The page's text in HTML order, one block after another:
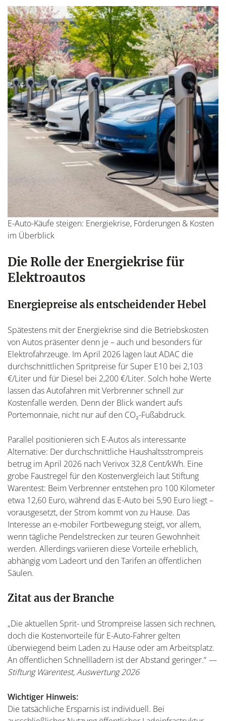
E-Auto-Käufe steigen: Energiekrise, Förderungen & Kosten
im Überblick
Die Rolle der Energiekrise für
Elektroautos
Energiepreise als entscheidender Hebel
Spätestens mit der Energiekrise sind die Betriebskosten
von Autos präsenter denn je – auch und besonders für
Elektrofahrzeuge. Im April 2026 lagen laut ADAC die
durchschnittlichen Spritpreise für Super E10 bei 2,103
€/Liter und für Diesel bei 2,200 €/Liter. Solch hohe Werte
lassen das Autofahren mit Verbrenner schnell zur
Kostenfalle werden. Denn der Blick wandert aufs
Portemonnaie, nicht nur auf den CO₂-Fußabdruck.
Parallel positionieren sich E-Autos als interessante
Alternative: Der durchschnittliche Haushaltsstrompreis
betrug im April 2026 nach Verivox 32,8 Cent/kWh. Eine
grobe Faustregel für den Kostenvergleich laut Stiftung
Warentest: Beim Verbrenner entstehen pro 100 Kilometer
etwa 12,60 Euro, während das E-Auto bei 5,90 Euro liegt –
vorausgesetzt, der Strom kommt von zu Hause. Das
Interesse an e-mobiler Fortbewegung steigt, vor allem,
wenn tägliche Pendelstrecken zur teuren Gewohnheit
werden. Allerdings variieren diese Vorteile erheblich,
abhängig vom Ladeort und den Tarifen an öffentlichen
Säulen.
Zitat aus der Branche
„Die aktuellen Sprit- und Strompreise lassen sich rechnen,
doch die Kostenvorteile für E-Auto-Fahrer gelten
überwiegend beim Laden zu Hause oder am Arbeitsplatz.
An öffentlichen Schnellladern ist der Abstand geringer.“ —
Stiftung Warentest, Auswertung 2026
Wichtiger Hinweis:
Die tatsächliche Ersparnis ist individuell. Bei